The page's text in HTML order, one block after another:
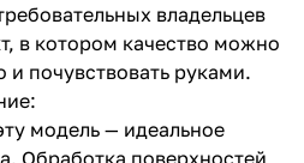
владельцев
в котором качество можно
и почувствовать руками.
модель — идеальное
Обработка поверхностей